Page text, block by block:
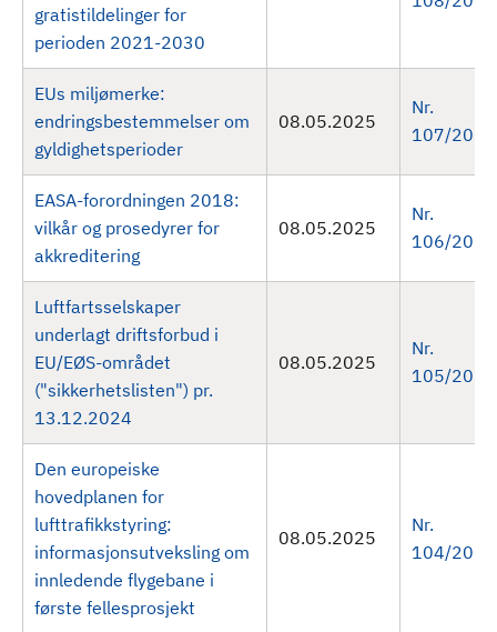
gratistildelinger for
perioden 2021-2030
EUs miljømerke:
endringsbestemmelser om
gyldighetsperioder
08.05.2025
Nr.
107/2025
EASA-forordningen 2018:
vilkår og prosedyrer for
akkreditering
08.05.2025
Nr.
106/2025
Luftfartsselskaper
underlagt driftsforbud i
EU/EØS-området
("sikkerhetslisten") pr.
13.12.2024
08.05.2025
Nr.
105/2025
Den europeiske
hovedplanen for
lufttrafikkstyring:
informasjonsutveksling om
innledende flygebane i
første fellesprosjekt
08.05.2025
Nr.
104/2025